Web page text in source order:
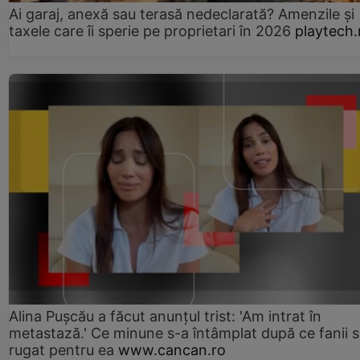
Ai garaj, anexă sau terasă nedeclarată? Amenzile și
taxele care îi sperie pe proprietari în 2026
Alina Pușcău a făcut anunțul trist: 'Am intrat în
metastază.' Ce minune s-a întâmplat după ce fanii
rugat pentru ea www.cancan.ro